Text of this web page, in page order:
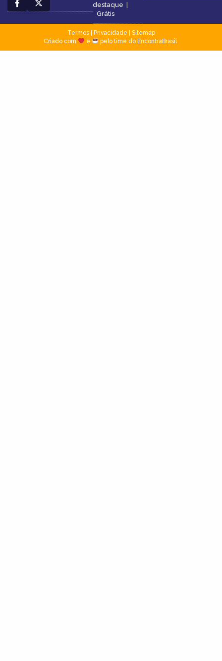
destaque |
Grátis
Termos| Privacidade
Sitemap
Criado com
e pelo time do EncontraBrasil